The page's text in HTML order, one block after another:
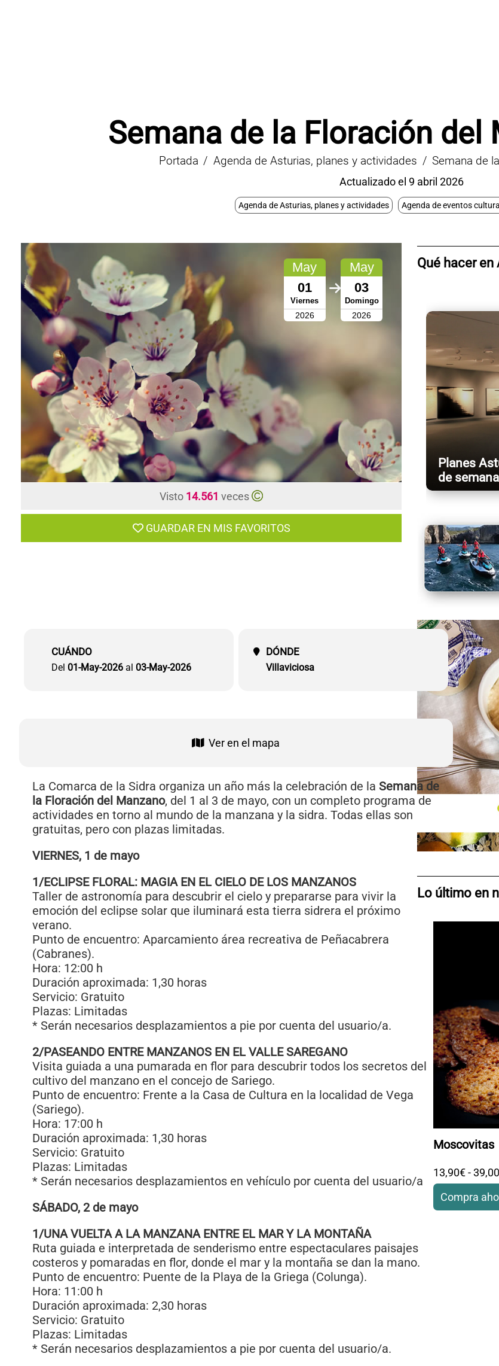
Semana de la Floración del
Portada Agenda de Asturias, planes y actividades Semana de
Actualizado el 9 abril 2026
Agenda de Asturias, planes y actividades Agenda de eventos
May
01
Viernes
2026
May
03
Domingo
2026
Visto 14.561 veces
GUARDAR EN MIS FAVORITOS
CUÁNDO
Del 01-May-2026 al 03-May-2026
DÓNDE
Villaviciosa
Ver en el mapa
La Comarca de la Sidra organiza un año más la celebración de la Semana de
la Floración del Manzano, del 1 al 3 de mayo, con un completo programa de
actividades en torno al mundo de la manzana y la sidra. Todas ellas son
gratuitas, pero con plazas limitadas.
VIERNES, 1 de mayo
1/ECLIPSE FLORAL: MAGIA EN EL CIELO DE LOS MANZANOS
Taller de astronomía para descubrir el cielo y prepararse para vivir la
emoción del eclipse solar que iluminará esta tierra sidrera el próximo
verano.
Punto de encuentro: Aparcamiento área recreativa de Peñacabrera
(Cabranes).
Hora: 12:00 h
Duración aproximada: 1,30 horas
Servicio: Gratuito
Plazas: Limitadas
* Serán necesarios desplazamientos a pie por cuenta del usuario/a.
2/PASEANDO ENTRE MANZANOS EN EL VALLE SAREGANO
Visita guiada a una pumarada en flor para descubrir todos los secretos del
cultivo del manzano en el concejo de Sariego.
Punto de encuentro: Frente a la Casa de Cultura en la localidad de Vega
(Sariego).
Hora: 17:00 h
Duración aproximada: 1,30 horas
Servicio: Gratuito
Plazas: Limitadas
* Serán necesarios desplazamientos en vehículo por cuenta del usuario/a
SÁBADO, 2 de mayo
1/UNA VUELTA A LA MANZANA ENTRE EL MAR Y LA MONTAÑA
Ruta guiada e interpretada de senderismo entre espectaculares paisajes
costeros y pomaradas en flor, donde el mar y la montaña se dan la mano.
Punto de encuentro: Puente de la Playa de la Griega (Colunga).
Hora: 11:00 h
Duración aproximada: 2,30 horas
Servicio: Gratuito
Plazas: Limitadas
* Serán necesarios desplazamientos a pie por cuenta del usuario/a.
Qué hacer
Planes
de semana
Lo último en
Moscovitas
13,90€-39,
Compra